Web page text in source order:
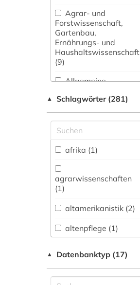
Agrar- und
Forstwissenschaft,
Gartenbau,
Ernährungs- und
Haushaltswissenschaft
(9)
Allgemeine
fachübergreifende
Datenbanken (98)
Allgemeine und
und
Literaturwissenschaft.
Indogermanistik.
Sprachen und
Anglistik.
▲ Schlagwörter (281)
afrika (1)
agrarwissenschaften
(1)
altamerikanistik (2)
altenpflege (1)
linguistik (1)
anthropologie (6)
▲ Datenbanktyp (17)